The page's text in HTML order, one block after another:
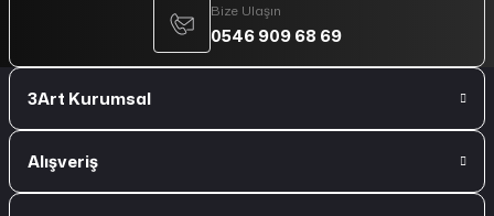
Bize Ulaşın
0546 909 68 69
3Art Kurumsal
Alışveriş